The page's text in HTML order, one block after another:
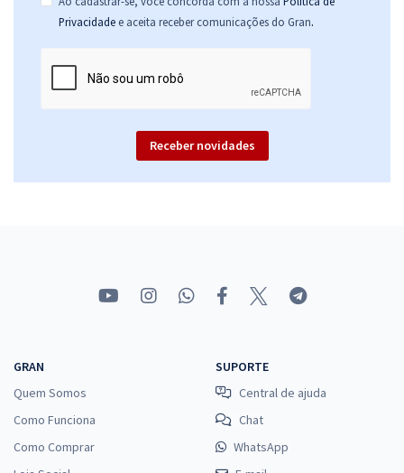
Privacidade e aceita receber comunicações do Gran.
Receber novidades
GRAN
Quem Somos
Como Funciona
Como Comprar
SUPORTE
Central de ajuda
Chat
WhatsApp